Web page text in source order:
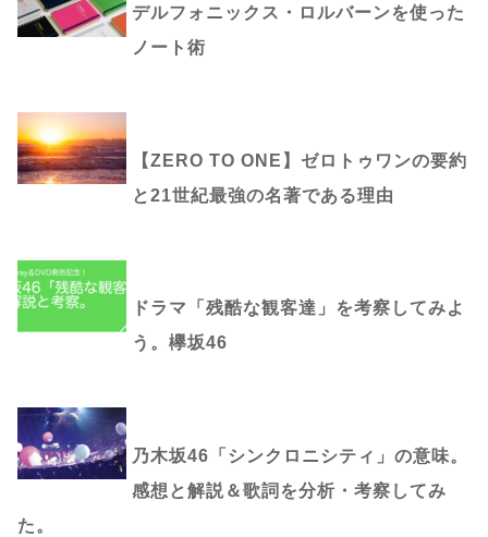
デルフォニックス・ロルバーンを使った
ノート術
【ZERO TO ONE】ゼロトゥワンの要約
と21世紀最強の名著である理由
ドラマ「残酷な観客達」を考察してみよ
う。欅坂46
乃木坂46「シンクロニシティ」の意味。
感想と解説＆歌詞を分析・考察してみ
た。